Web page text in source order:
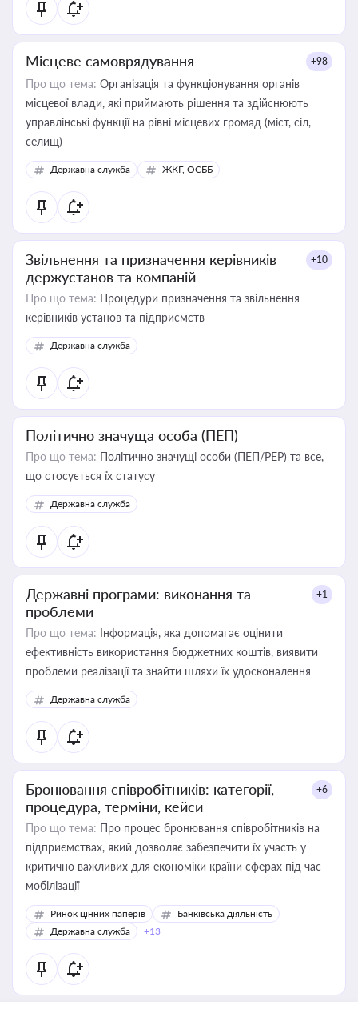
Місцеве самоврядування +98
Про що тема: Організація та функціонування органів
місцевої влади, які приймають рішення та здійснюють
управлінські функції на рівні місцевих громад (міст, сіл,
селищ)
Державна служба ЖКГ, ОСББ
Звільнення та призначення керівників
держустанов та компаній
+10
Про що тема: Процедури призначення та звільнення
керівників установ та підприємств
Державна служба
Політично значуща особа (ПЕП)
Про що тема: Політично значущі особи (ПЕП/PEP) та все,
що стосується їх статусу
Державна служба
Державні програми: виконання та
проблеми
+1
Про що тема: Інформація, яка допомагає оцінити
ефективність використання бюджетних коштів, виявити
проблеми реалізації та знайти шляхи їх удосконалення
Державна служба
Бронювання співробітників: категорії,
процедура, терміни, кейси
+6
Про що тема: Про процес бронювання співробітників на
підприємствах, який дозволяє забезпечити їх участь у
критично важливих для економіки країни сферах під час
мобілізації
Ринок цінних паперів
Банківська діяльність
Державна служба
+13